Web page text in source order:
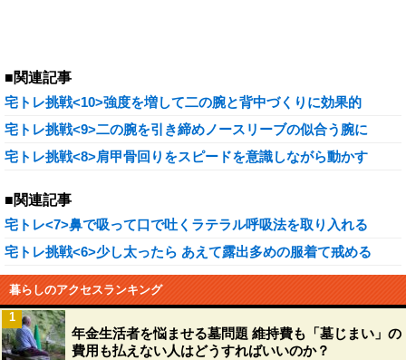
■関連記事
宅トレ挑戦<10>強度を増して二の腕と背中づくりに効果的
宅トレ挑戦<9>二の腕を引き締めノースリーブの似合う腕に
宅トレ挑戦<8>肩甲骨回りをスピードを意識しながら動かす
■関連記事
宅トレ<7>鼻で吸って口で吐くラテラル呼吸法を取り入れる
宅トレ挑戦<6>少し太ったら あえて露出多めの服着て戒める
暮らしのアクセスランキング
年金生活者を悩ませる墓問題 維持費も「墓じまい」の
費用も払えない人はどうすればいいのか？
1